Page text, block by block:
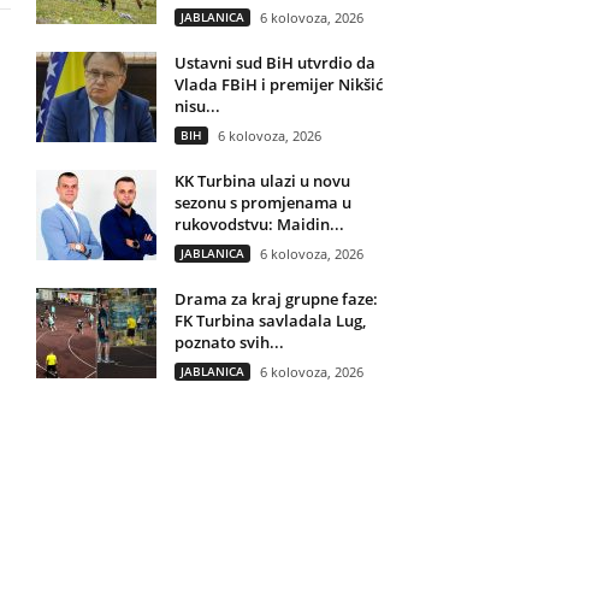
JABLANICA 6 kolovoza, 2026
Ustavni sud BiH utvrdio da
Vlada FBiH i premijer Nikšić
nisu...
BIH 6 kolovoza, 2026
KK Turbina ulazi u novu
sezonu s promjenama u
rukovodstvu: Maidin...
JABLANICA 6 kolovoza, 2026
Drama za kraj grupne faze:
FK Turbina savladala Lug,
poznato svih...
JABLANICA 6 kolovoza, 2026